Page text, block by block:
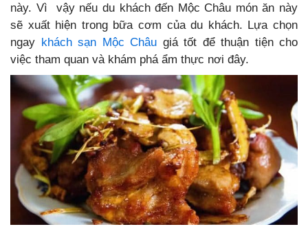
này. Vì vậy nếu du khách đến Mộc Châu món ăn này
sẽ xuất hiện trong bữa cơm của du khách. Lựa chọn
ngay khách sạn Mộc Châu giá tốt để thuận tiện cho
việc tham quan và khám phá ẩm thực nơi đây.